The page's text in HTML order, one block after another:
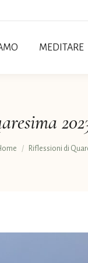
MEDITARE
sei qui:Riflessioni di